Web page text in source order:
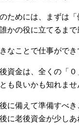
ためには、まずは
かの役に立てるまで
なことで仕事がで
資金は、全くの「
も良いかも知れませ
に備えて準備すべ
に老後資金が少しあ